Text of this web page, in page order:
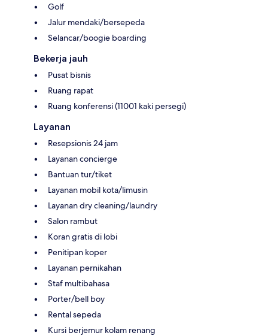
Golf
Jalur mendaki/bersepeda
Selancar/boogie boarding
Bekerja jauh
Pusat bisnis
Ruang rapat
Ruang konferensi (11001 kaki persegi)
Layanan
Resepsionis 24 jam
Layanan concierge
Bantuan tur/tiket
Layanan mobil kota/limusin
Layanan dry cleaning/laundry
Salon rambut
Koran gratis di lobi
Penitipan koper
Layanan pernikahan
Staf multibahasa
Porter/bell boy
Rental sepeda
Kursi berjemur kolam renang